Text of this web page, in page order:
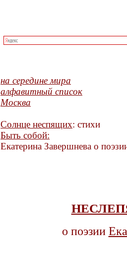
на середине мира
алфавитный список
Москва
Солнце неспящих: стихи
Быть собой:
Екатерина Завершнева о
о поэзии